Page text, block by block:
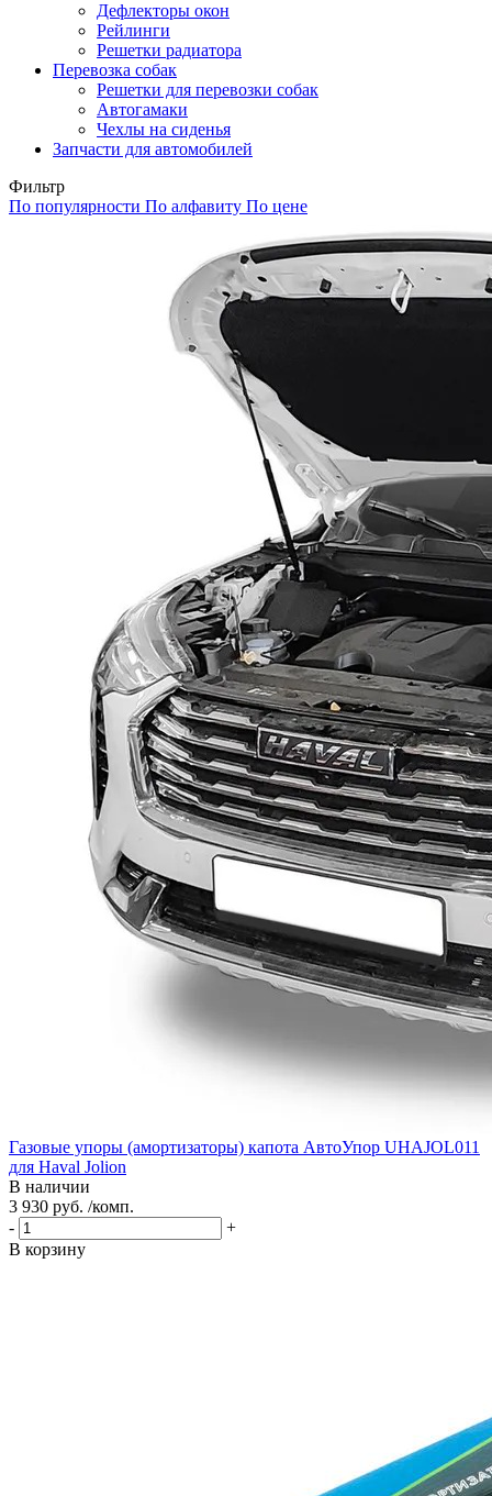
Дефлекторы окон
Рейлинги
Решетки радиатора
Перевозка собак
Решетки для перевозки собак
Автогамаки
Чехлы на сиденья
Запчасти для автомобилей
Фильтр
По популярности По алфавиту По цене
Газовые упоры (амортизаторы) капота АвтоУпор UHAJOL011
для Haval Jolion
В наличии
3 930 руб. /комп.
-
+
В корзину